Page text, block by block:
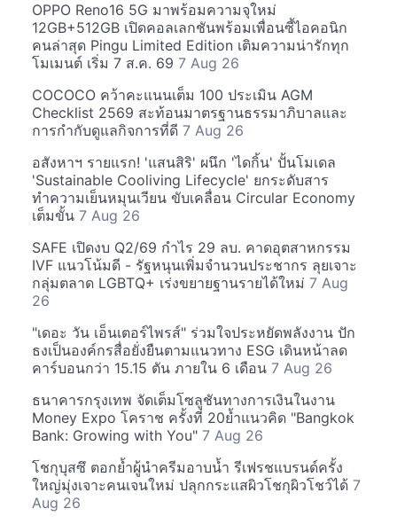
OPPO Reno16 5G มาพร้อมความจุใหม่
12GB+512GB เปิดคอลเลกชันพร้อมเพื่อนซี้ไอคอนิก
คนล่าสุด Pingu Limited Edition เติมความน่ารักทุก
โมเมนต์ เริ่ม 7 ส.ค. 69 7 Aug 26
COCOCO คว้าคะแนนเต็ม 100 ประเมิน AGM
Checklist 2569 สะท้อนมาตรฐานธรรมาภิบาลและ
การกำกับดูแลกิจการที่ดี 7 Aug 26
อสังหาฯ รายแรก! 'แสนสิริ' ผนึก 'ไดกิ้น' ปั้นโมเดล
'Sustainable Cooliving Lifecycle' ยกระดับสาร
ทำความเย็นหมุนเวียน ขับเคลื่อน Circular Economy
เต็มขั้น 7 Aug 26
SAFE เปิดงบ Q2/69 กำไร 29 ลบ. คาดอุตสาหกรรม
IVF แนวโน้มดี - รัฐหนุนเพิ่มจำนวนประชากร ลุยเจาะ
กลุ่มตลาด LGBTQ+ เร่งขยายฐานรายได้ใหม่ 7 Aug
26
"เดอะ วัน เอ็นเตอร์ไพรส์" ร่วมใจประหยัดพลังงาน ปัก
ธงเป็นองค์กรสื่อยั่งยืนตามแนวทาง ESG เดินหน้าลด
คาร์บอนกว่า 15.15 ตัน ภายใน 6 เดือน 7 Aug 26
ธนาคารกรุงเทพ จัดเต็มโซลูชันทางการเงินในงาน
Money Expo โคราช ครั้งที่ 20ย้ำแนวคิด "Bangkok
Bank: Growing with You" 7 Aug 26
โชกุบุสซึ ตอกย้ำผู้นำครีมอาบน้ำ รีเฟรชแบรนด์ครั้ง
ใหญ่มุ่งเจาะคนเจนใหม่ ปลุกกระแสผิวโชกุผิวโชว์ได้ 7
Aug 26